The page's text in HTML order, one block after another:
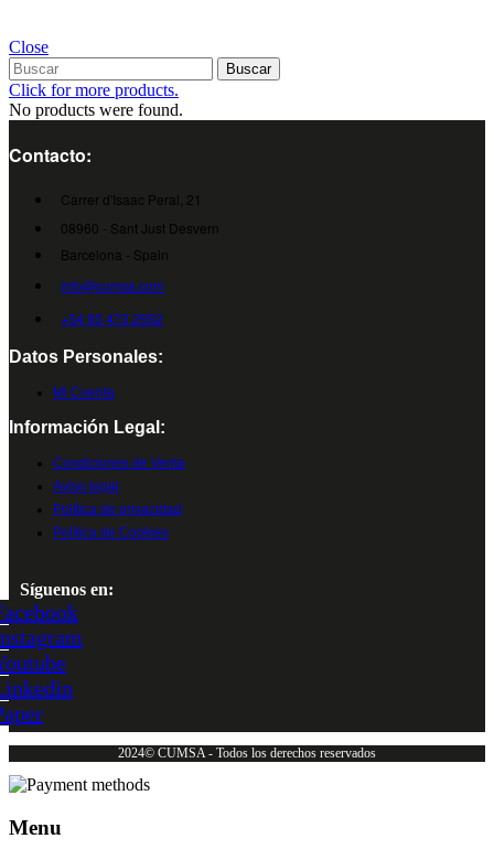
Close
Buscar
Click for more products.
No products were found.
Contacto:
Carrer d'Isaac Peral, 21
08960 - Sant Just Desvern
Barcelona - Spain
info@cumsa.com
+34 93 473 2552
Datos Personales:
Mi Cuenta
Información Legal:
Condiciones de Venta
Aviso legal
Política de privacidad
Política de Cookies
Síguenos en:
2024© CUMSA - Todos los derechos reservados
Menu